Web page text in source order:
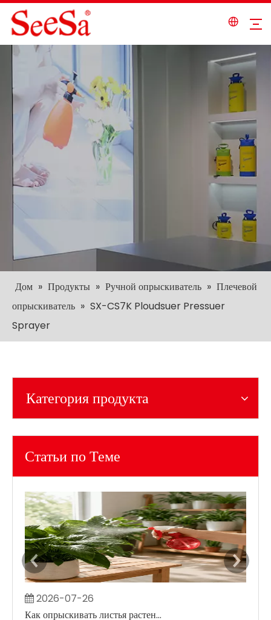
Дом » Продукты » Ручной опрыскиватель » Плечевой
опрыскиватель » SX-CS7K Ploudsuer Pressuer
Sprayer
Категория продукта
Статьи по Теме
2026-07-26
Как опрыскивать листья растений, не создавая больших влажных пятен